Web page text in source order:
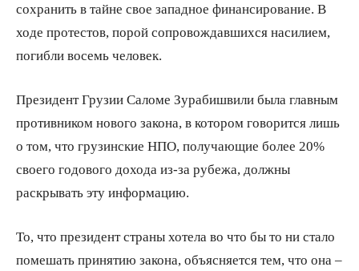
сохранить в тайне свое западное финансирование. В
ходе протестов, порой сопровождавшихся насилием,
погибли восемь человек.
Президент Грузии Саломе Зурабишвили была главным
противником нового закона, в котором говорится лишь
о том, что грузинские НПО, получающие более 20%
своего годового дохода из-за рубежа, должны
раскрывать эту информацию.
То, что президент страны хотела во что бы то ни стало
помешать принятию закона, объясняется тем, что она –